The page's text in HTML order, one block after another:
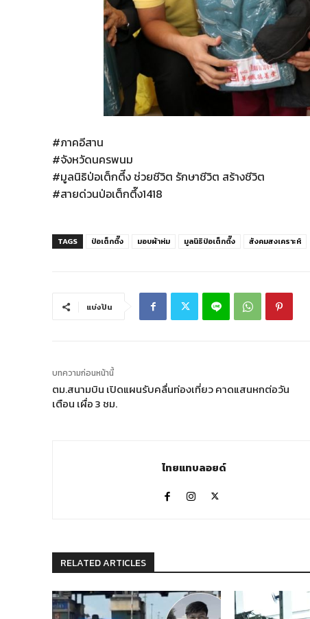
#ภาคอีสาน
#จังหวัดนครพนม
#มูลนิธิป่อเต็กตึีง ช่วยชีวิต รักษาชีวิต สร้างชีวิต
#สายด่วนป่อเต็กตึ๊ง1418
TAGS ป่อเต็กตึ๊ง มอบผ้าห่ม มูลนิธิป่อเต็กตึ๊ง สังคมสงเคราะห์
แบ่งปัน
บทความก่อนหน้านี้
ตม.สนามบิน เปิดแผนรับคลื่นท่องเที่ยว คาดแสนหกต่อวัน
เตือน เผื่อ 3 ชม.
ไทยแทบลอยด์
RELATED ARTICLES